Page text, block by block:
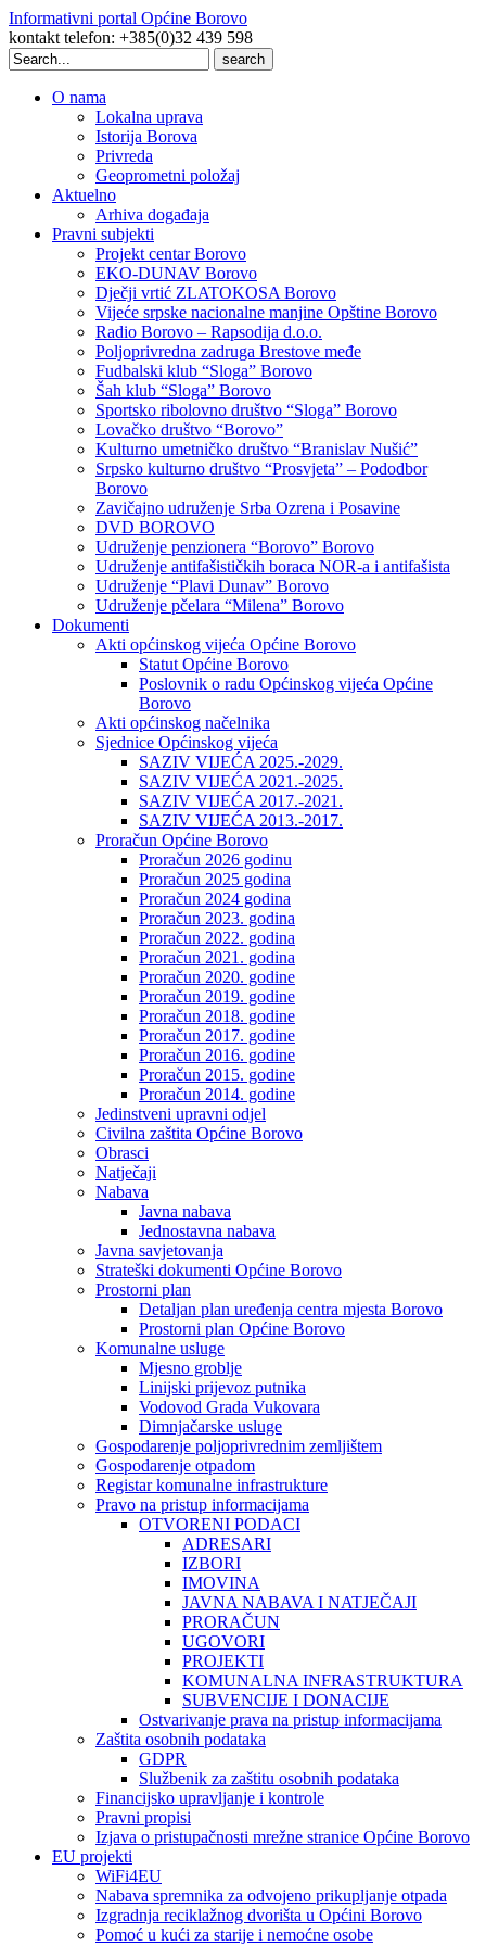
Informativni portal Općine Borovo
kontakt telefon: +385(0)32 439 598
Search
for:
O nama
Lokalna uprava
Istorija Borova
Privreda
Geoprometni položaj
Aktuelno
Arhiva događaja
Pravni subjekti
Projekt centar Borovo
EKO-DUNAV Borovo
Dječji vrtić ZLATOKOSA Borovo
Vijeće srpske nacionalne manjine Opštine Borovo
Radio Borovo – Rapsodija d.o.o.
Poljoprivredna zadruga Brestove međe
Fudbalski klub “Sloga” Borovo
Šah klub “Sloga” Borovo
Sportsko ribolovno društvo “Sloga” Borovo
Lovačko društvo “Borovo”
Kulturno umetničko društvo “Branislav Nušić”
Srpsko kulturno društvo “Prosvjeta” – Pododbor
Borovo
Zavičajno udruženje Srba Ozrena i Posavine
DVD BOROVO
Udruženje penzionera “Borovo” Borovo
Udruženje antifašističkih boraca NOR-a i antifašista
Udruženje “Plavi Dunav” Borovo
Udruženje pčelara “Milena” Borovo
Dokumenti
Akti općinskog vijeća Općine Borovo
Statut Općine Borovo
Poslovnik o radu Općinskog vijeća Općine
Borovo
Akti općinskog načelnika
Sjednice Općinskog vijeća
SAZIV VIJEĆA 2025.-2029.
SAZIV VIJEĆA 2021.-2025.
SAZIV VIJEĆA 2017.-2021.
SAZIV VIJEĆA 2013.-2017.
Proračun Općine Borovo
Proračun 2026 godinu
Proračun 2025 godina
Proračun 2024 godina
Proračun 2023. godina
Proračun 2022. godina
Proračun 2021. godina
Proračun 2020. godine
Proračun 2019. godine
Proračun 2018. godine
Proračun 2017. godine
Proračun 2016. godine
Proračun 2015. godine
Proračun 2014. godine
Jedinstveni upravni odjel
Civilna zaštita Općine Borovo
Obrasci
Natječaji
Nabava
Javna nabava
Jednostavna nabava
Javna savjetovanja
Strateški dokumenti Općine Borovo
Prostorni plan
Detaljan plan uređenja centra mjesta Borovo
Prostorni plan Općine Borovo
Komunalne usluge
Mjesno groblje
Linijski prijevoz putnika
Vodovod Grada Vukovara
Dimnjačarske usluge
Gospodarenje poljoprivrednim zemljištem
Gospodarenje otpadom
Registar komunalne infrastrukture
Pravo na pristup informacijama
OTVORENI PODACI
ADRESARI
IZBORI
IMOVINA
JAVNA NABAVA I NATJEČAJI
PRORAČUN
UGOVORI
PROJEKTI
KOMUNALNA INFRASTRUKTURA
SUBVENCIJE I DONACIJE
Ostvarivanje prava na pristup informacijama
Zaštita osobnih podataka
GDPR
Službenik za zaštitu osobnih podataka
Financijsko upravljanje i kontrole
Pravni propisi
Izjava o pristupačnosti mrežne stranice Općine Borovo
EU projekti
WiFi4EU
Nabava spremnika za odvojeno prikupljanje otpada
Izgradnja reciklažnog dvorišta u Općini Borovo
Pomoć u kući za starije i nemoćne osobe